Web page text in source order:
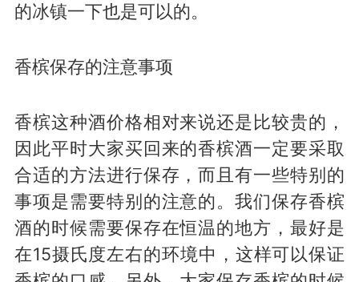
的冰镇一下也是可以的。
香槟保存的注意事项
香槟这种酒价格相对来说还是比较贵的，
因此平时大家买回来的香槟酒一定要采取
合适的方法进行保存，而且有一些特别的
事项是需要特别的注意的。我们保存香槟
酒的时候需要保存在恒温的地方，最好是
在15摄氏度左右的环境中，这样可以保证